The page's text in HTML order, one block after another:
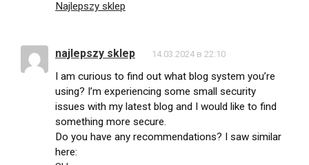
Najlepszy sklep
najlepszy sklep 14.03.2024 в 22:10
I am curious to find out what blog system you’re
using? I’m experiencing some small security
issues with my latest blog and I would like to find
something more secure.
Do you have any recommendations? I saw similar
here: